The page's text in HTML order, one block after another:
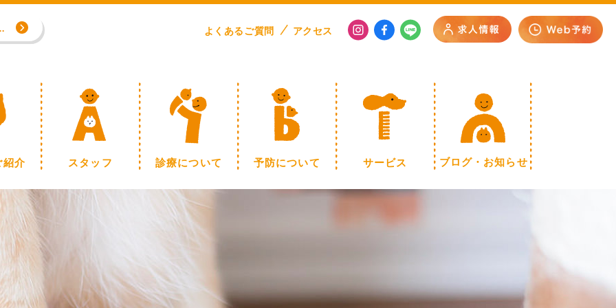
志先生（完全予約制）
野浩志先生（完全予約制）
よくあるご質問 アクセス
紹介 スタッフ 診療について 予防について サービス ブログ・お知らせ